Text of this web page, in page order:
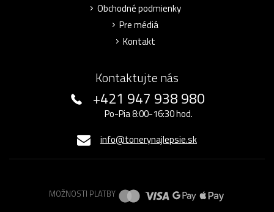
Obchodné podmienky
Pre médiá
Kontakt
Kontaktujte nás
+421 947 938 980
Po-Pia 8:00-16:30 hod.
info@tonerynajlepsie.sk
MOŽNOSTI PLATBY